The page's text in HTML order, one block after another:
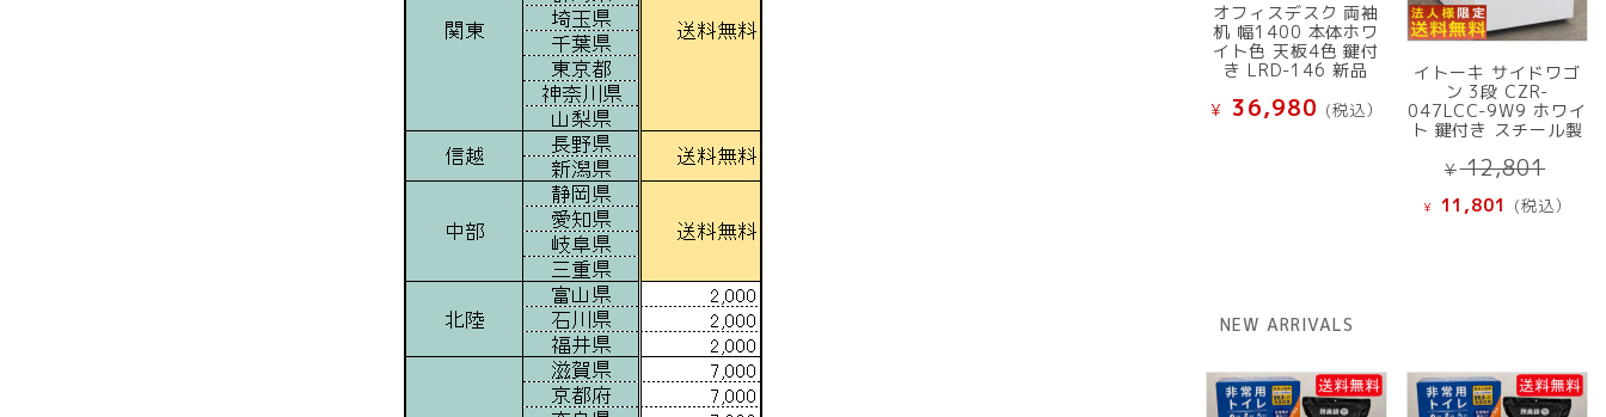
オフィスデスク 両袖
机 幅1400 本体ホワ
イト色 天板4色 鍵付
き LRD-146 新品
¥ 36,980 (税込）
イトーキ サイドワゴ
ン 3段 CZR-
047LCC-9W9 ホワイ
ト 鍵付き スチール製
¥12,801
の
価
た。
¥ 11,801 現
で
(税込）
NEW ARRIVALS